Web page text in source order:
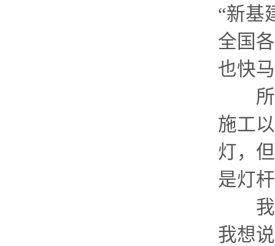
“新基
全国
也快
所以
施工
灯，
是灯
我只
我想